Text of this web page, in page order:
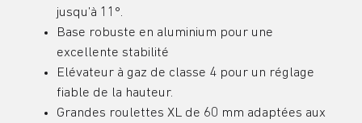
jusqu’à 11°.
Base robuste en aluminium pour une
excellente stabilité
Elévateur à gaz de classe 4 pour un réglage
fiable de la hauteur.
Grandes roulettes XL de 60 mm adaptées aux